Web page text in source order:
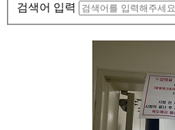
검색어 입력